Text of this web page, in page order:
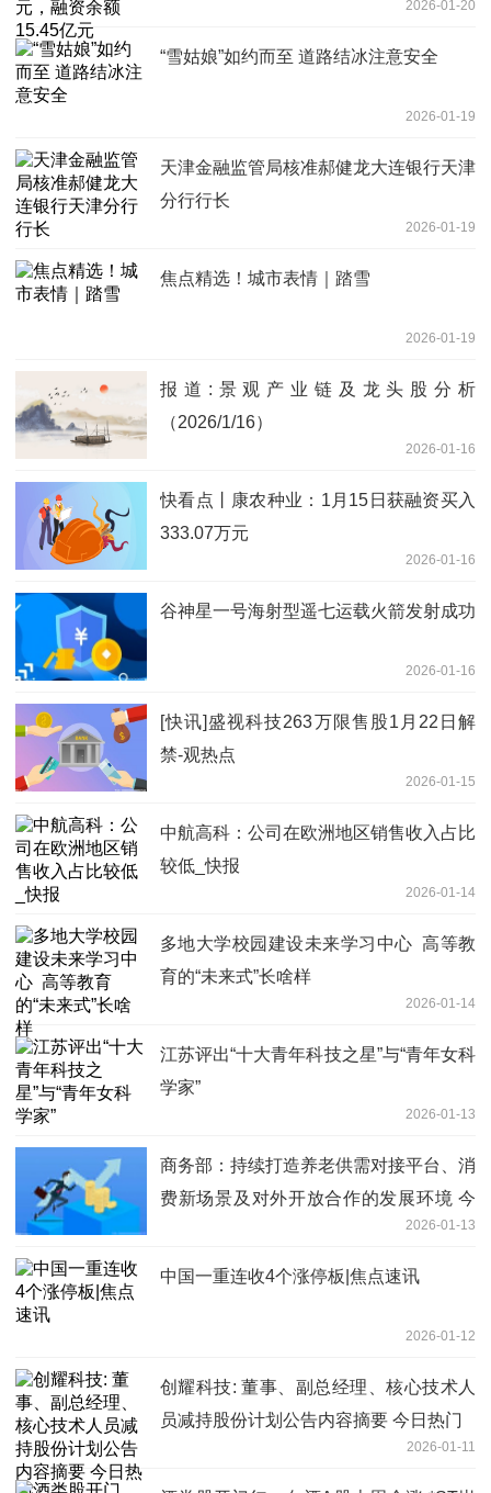
2026-01-20
“雪姑娘”如约而至 道路结冰注意安全
2026-01-19
天津金融监管局核准郝健龙大连银行天津
分行行长
2026-01-19
焦点精选！城市表情｜踏雪
2026-01-19
报道:景观产业链及龙头股分析
（2026/1/16）
2026-01-16
快看点丨康农种业：1月15日获融资买入
333.07万元
2026-01-16
谷神星一号海射型遥七运载火箭发射成功
2026-01-16
[快讯]盛视科技263万限售股1月22日解
禁-观热点
2026-01-15
中航高科：公司在欧洲地区销售收入占比
较低_快报
2026-01-14
多地大学校园建设未来学习中心​ 高等教
育的“未来式”长啥样
2026-01-14
江苏评出“十大青年科技之星”与“青年女科
学家”
2026-01-13
商务部：持续打造养老供需对接平台、消
费新场景及对外开放合作的发展环境 今
2026-01-13
中国一重连收4个涨停板|焦点速讯
2026-01-12
创耀科技: 董事、副总经理、核心技术人
员减持股份计划公告内容摘要 今日热门
2026-01-11